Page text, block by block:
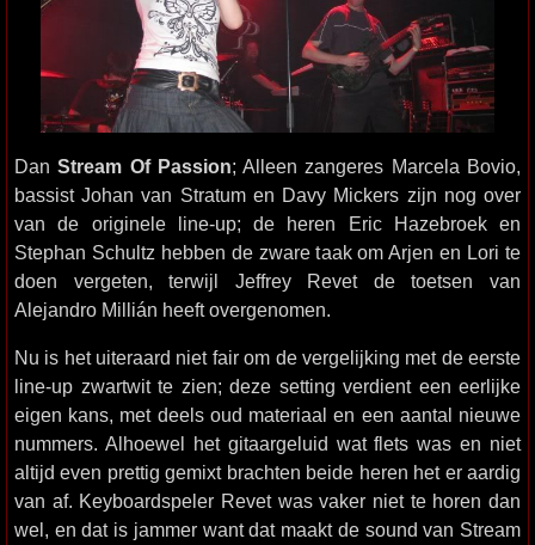
DanStream Of Passion; Alleen zangeres Marcela Bovio,
bassist Johan van Stratum en Davy Mickers zijn nog over
van de originele line-up; de heren Eric Hazebroek en
Stephan Schultz hebben de zware taak om Arjen en Lori te
doen vergeten, terwijl Jeffrey Revet de toetsen van
Alejandro Millián heeft overgenomen.
Nu is het uiteraard niet fair om de vergelijking met de eerste
line-up zwartwit te zien; deze setting verdient een eerlijke
eigen kans, met deels oud materiaal en een aantal nieuwe
nummers. Alhoewel het gitaargeluid wat flets was en niet
altijd even prettig gemixt brachten beide heren het er aardig
van af. Keyboardspeler Revet was vaker niet te horen dan
wel, en dat is jammer want dat maakt de sound van Stream